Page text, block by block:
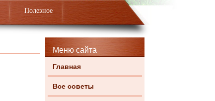
Полезное
Меню сайта
Главная
Все советы